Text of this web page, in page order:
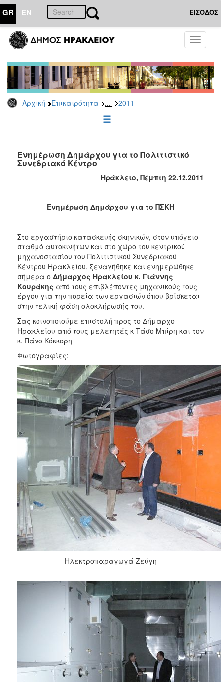
GR EN ΕΙΣΟΔΟΣ
Toggle
Αρχική Επικαιρότητα ... 2011
ΕΠΙΚΑΙΡΟΤΗΤΑ
Τύπου
Αρχείο
2026
2025
2022
2021
2018
2016
2015
2013
2012
2011
2006
ΔΗΜΟΤΗΣ
ΕΠΙΣΚΕΠΤΗΣ
Ενημέρωση Δημάρχου για το Πολιτιστικό
Συνεδριακό Κέντρο
Ηράκλειο, Πέμπτη 22.12.2011
Ενημέρωση Δημάρχου για το ΠΣΚΗ
Στο εργαστήριο κατασκευής σκηνικών, στον υπόγειο
σταθμό αυτοκινήτων και στο χώρο του κεντρικού
μηχανοστασίου του Πολιτιστικού Συνεδριακού
Κέντρου Ηρακλείου, ξεναγήθηκε και ενημερώθηκε
σήμερα ο Δήμαρχος Ηρακλείου κ. Γιάννης
Κουράκης από τους επιβλέποντες μηχανικούς τους
έργου για την πορεία των εργασιών όπου βρίσκεται
στην τελική φάση ολοκλήρωσής του.
Σας κοινοποιούμε επιστολή προς το Δήμαρχο
Ηρακλείου από τους μελετητές κ Τάσο Μπίρη και τον
κ. Πάνο Κόκκορη
Φωτογραφίες:
Ηλεκτροπαραγωγά Ζεύγη